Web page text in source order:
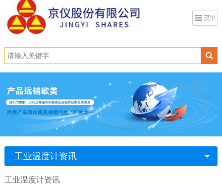
工业温度计资讯
工业温度计资讯